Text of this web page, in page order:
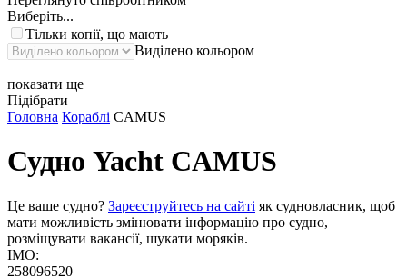
Виберіть...
Тільки копії, що мають
Виділено кольором
показати ще
Підібрати
Головна Кораблі CAMUS
Судно Yacht CAMUS
Це ваше судно? Зареєструйтесь на сайті як судновласник, щоб
мати можливість змінювати інформацію про судно,
розміщувати вакансії, шукати моряків.
IMO:
258096520